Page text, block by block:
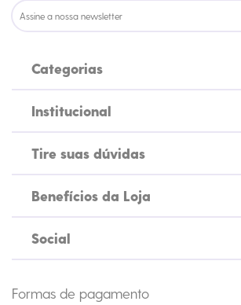
Categorias
Institucional
Tire suas dúvidas
Benefícios da Loja
Social
Formas de pagamento